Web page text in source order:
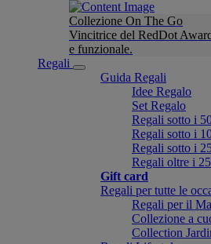
Collezione On The Go
Vincitrice del RedDot
e funzionale.
Regali
Guida Regali
Idee Regalo
Set Regalo
Regali sotto i
Regali sotto i
Regali sotto i
Regali oltre i
Gift card
Regali per tutte le
Regali per il
Collezione a
Collection